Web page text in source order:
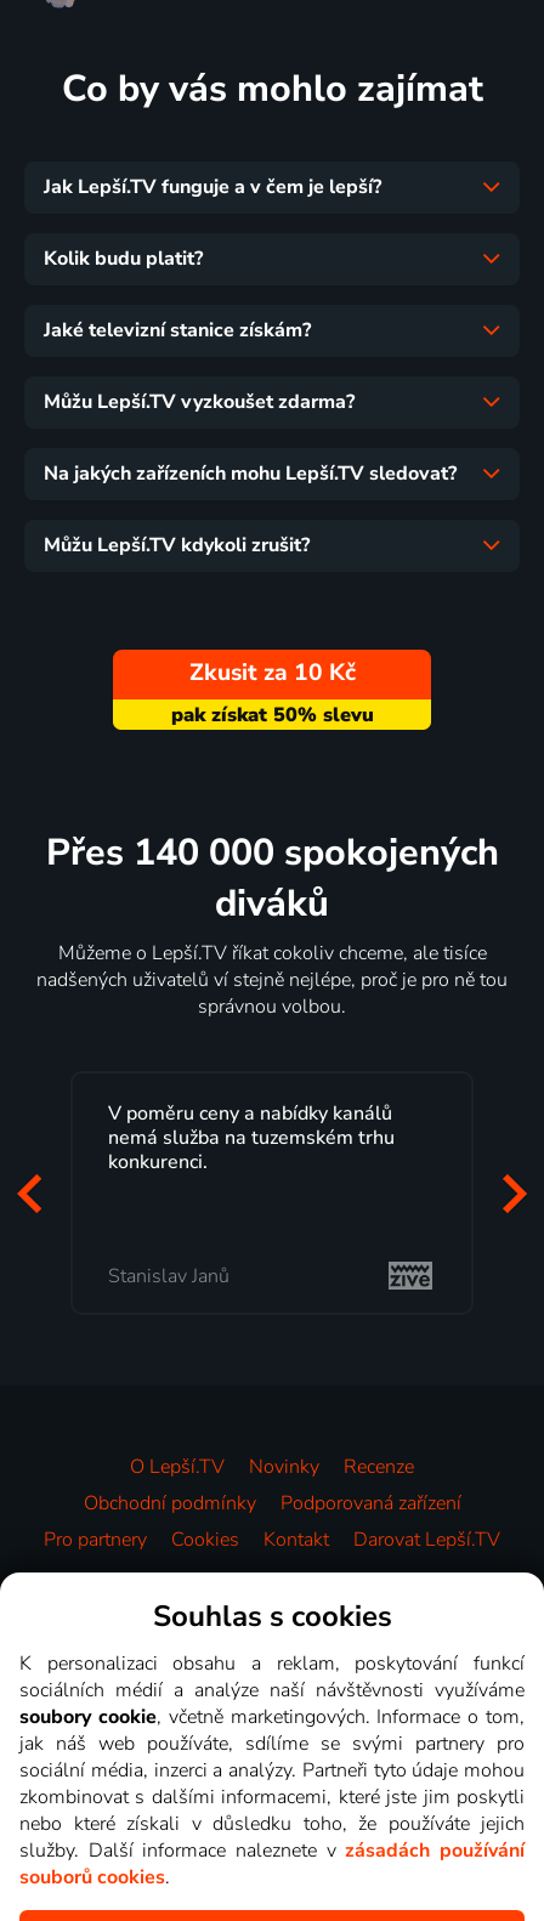
Co by vás mohlo zajímat
Jak Lepší.TV funguje a v čem je lepší?
Kolik budu platit?
Jaké televizní stanice získám?
Můžu Lepší.TV vyzkoušet zdarma?
Na jakých zařízeních mohu Lepší.TV sledovat?
Můžu Lepší.TV kdykoli zrušit?
Zkusit za 10 Kč
Přes 140 000 spokojených
diváků
Můžeme o Lepší.TV říkat cokoliv chceme, ale tisíce
nadšených uživatelů ví stejně nejlépe, proč je pro ně tou
správnou volbou.
V poměru ceny a nabídky kanálů
nemá služba na tuzemském trhu
konkurenci.
Stanislav Janů
O Lepší.TV Novinky
Recenze
Obchodní podmínky
Podporovaná zařízení
Pro partnery
Cookies Kontakt Darovat Lepší.TV
Videotéka
Souhlas s cookies
K personalizaci obsahu a reklam, poskytování funkcí
sociálních médií a analýze naší návštěvnosti využíváme
soubory cookie, včetně marketingových. Informace o tom,
jak náš web používáte, sdílíme se svými partnery pro
sociální média, inzerci a analýzy. Partneři tyto údaje mohou
zkombinovat s dalšími informacemi, které jste jim poskytli
nebo které získali v důsledku toho, že používáte jejich
služby. Další informace naleznete vzásadách používání
souborů cookies.